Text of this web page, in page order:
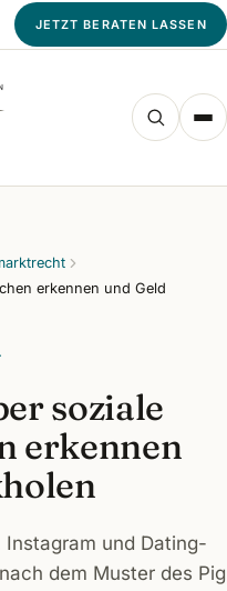
JETZT BERATEN LASSEN
erkennen und Geld
soziale
erkennen
und Dating-
dem Muster des Pig